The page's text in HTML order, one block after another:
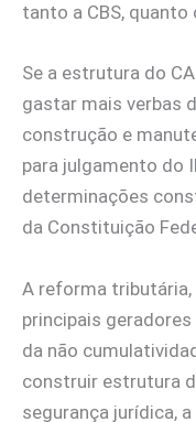
tanto a CBS, quanto
Se a estrutura do
gastar mais verbas
construção e
para julgamento do
determinações
da Constituição
A reforma
principais
da não
construir estrutura
segurança jurídica,